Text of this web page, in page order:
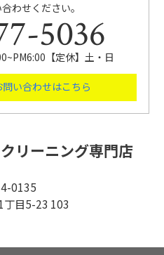
わせください。
5036
【定休】土・日
い合わせはこちら
リーニング専門店
0135
丁目5-23 103